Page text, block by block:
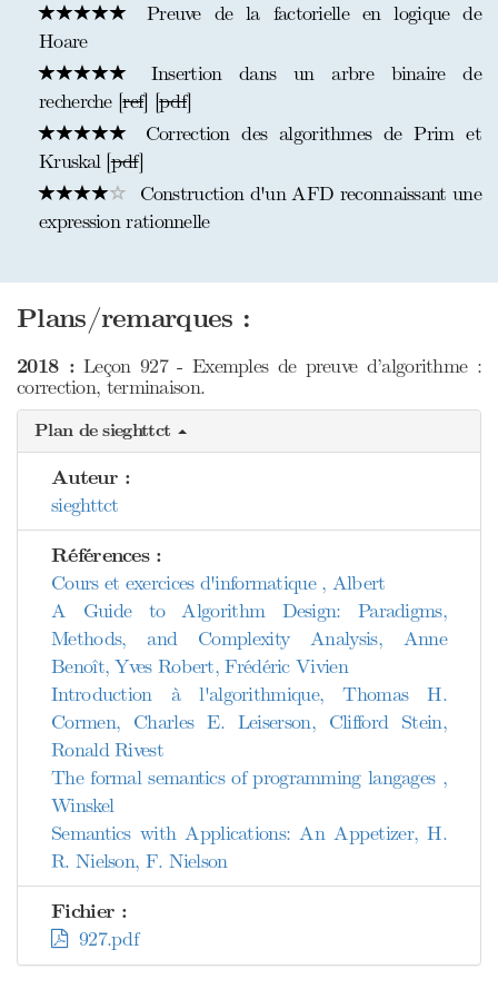
Preuve de la factorielle en logique de
Hoare
Insertion dans un arbre binaire de
recherche [ref] [pdf]
Correction des algorithmes de Prim et
Kruskal [pdf]
Construction d'un AFD reconnaissant une
expression rationnelle
Plans/remarques :
2018 :Leçon 927 - Exemples de preuve d’algorithme :
correction, terminaison.
Plan de sieghttct
Auteur :
sieghttct
Références :
Cours et exercices d'informatique , Albert
A Guide to Algorithm Design: Paradigms,
Methods, and Complexity Analysis, Anne
Benoît, Yves Robert, Frédéric Vivien
Introduction à l'algorithmique, Thomas H.
Cormen, Charles E. Leiserson, Clifford Stein,
Ronald Rivest
The formal semantics of programming langages ,
Winskel
Semantics with Applications: An Appetizer, H.
R. Nielson, F. Nielson
Fichier :
927.pdf